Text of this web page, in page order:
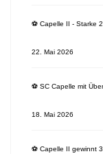
⚽️ Capelle II - Starke
22. Mai 2026
⚽️ SC Capelle mit
18. Mai 2026
⚽️ Capelle II gewinnt